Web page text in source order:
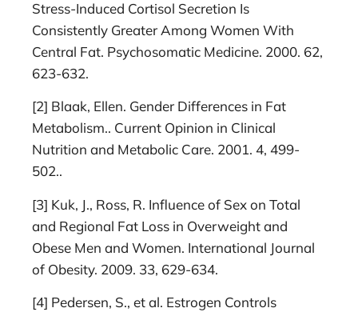
Stress-Induced Cortisol Secretion Is
Consistently Greater Among Women With
Central Fat. Psychosomatic Medicine. 2000. 62,
623-632.
[2] Blaak, Ellen. Gender Differences in Fat
Metabolism.. Current Opinion in Clinical
Nutrition and Metabolic Care. 2001. 4, 499-
502..
[3] Kuk, J., Ross, R. Influence of Sex on Total
and Regional Fat Loss in Overweight and
Obese Men and Women. International Journal
of Obesity. 2009. 33, 629-634.
[4] Pedersen, S., et al. Estrogen Controls